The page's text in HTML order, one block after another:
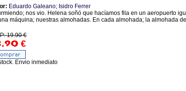
Eduardo Galeano; Isidro Ferrer
nos vio. Helena soñó que hacíamos fila en un aeropuerto
máquina; nuestras almohadas. En cada almohada; la almohada
19.90 €
€
Envio inmediato